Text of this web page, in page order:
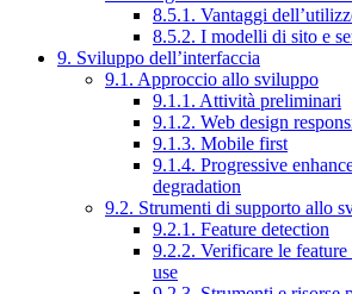
8.5.1. Vantaggi
8.5.2. I modelli di sito e
9. Sviluppo dell’interfaccia
9.1. Approccio allo sviluppo
9.1.1. Attività preliminari
9.1.2. Web design
9.1.3. Mobile first
9.1.4. Progressive
degradation
9.2. Strumenti di supporto allo
9.2.1. Feature detection
9.2.2. Verificare le
use